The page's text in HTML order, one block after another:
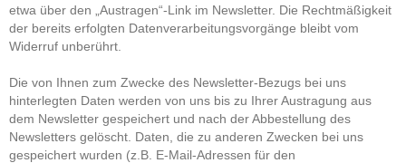
etwa über den „Austragen“-Link im Newsletter. Die Rechtmäßigkeit
der bereits erfolgten Datenverarbeitungsvorgänge bleibt vom
Widerruf unberührt.
Die von Ihnen zum Zwecke des Newsletter-Bezugs bei uns
hinterlegten Daten werden von uns bis zu Ihrer Austragung aus
dem Newsletter gespeichert und nach der Abbestellung des
Newsletters gelöscht. Daten, die zu anderen Zwecken bei uns
gespeichert wurden (z.B. E-Mail-Adressen für den